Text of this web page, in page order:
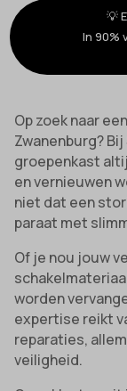
💡
In 90%
Op zoek naar
Zwanenburg?
groepenkast
en vernieuwen
niet dat een
paraat met
Of je nou jouw
worden
expertise reikt
reparaties,
veiligheid.